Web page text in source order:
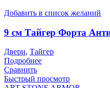
Добавить в список желаний
9 см Тайгер Форта
Двери, Тайгер
Подробнее
Сравнить
Быстрый просмотр